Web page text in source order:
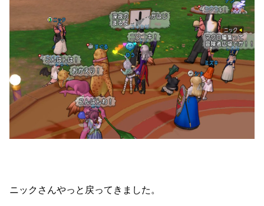
ニックさんやっと戻ってきました。